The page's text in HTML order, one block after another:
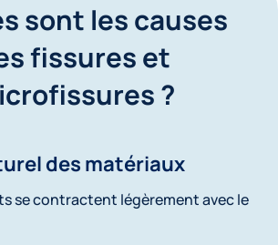
sont les causes
fissures et
?
des matériaux
se contractent légèrement avec le